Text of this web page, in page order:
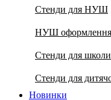
Стенди для НУШ
НУШ оформлення
Стенди для школи
Стенди для
Новинки